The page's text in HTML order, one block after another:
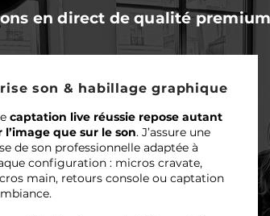
en direct de qualité
son & habillage graphique
captation live réussie repose autant
l’image que sur le son. J’assure une
de son professionnelle adaptée à
configuration : micros cravate,
main, retours console ou captation